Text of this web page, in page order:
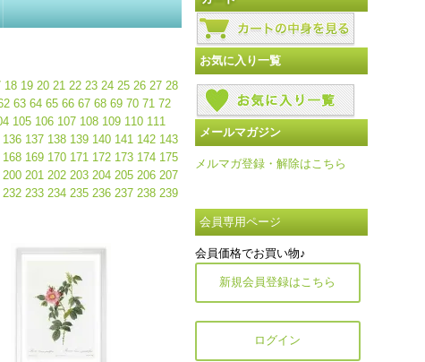
18 19 20 21 22 23 24 25 26 27 28
63 64 65 66 67 68 69 70 71 72
105 106 107 108 109 110 111
136 137 138 139 140 141 142 143
168 169 170 171 172 173 174 175
200 201 202 203 204 205 206 207
232 233 234 235 236 237 238 239
お気に入り一覧
メールマガジン
メルマガ登録・解除はこちら
会員専用ページ
会員価格でお買い物♪
新規会員登録はこちら
ログイン